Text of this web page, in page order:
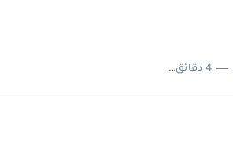
4 دقائق للقراءة